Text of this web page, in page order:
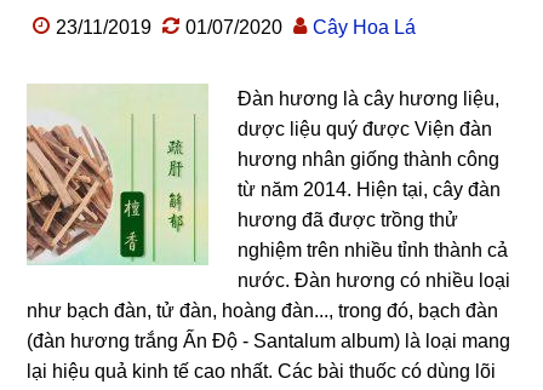
23/11/2019 01/07/2020 Cây Hoa Lá
Đàn hương là cây hương liệu,
dược liệu quý được Viện đàn
hương nhân giống thành công
từ năm 2014. Hiện tại, cây đàn
hương đã được trồng thử
nghiệm trên nhiều tỉnh thành cả
nước. Đàn hương có nhiều loại
như bạch đàn, tử đàn, hoàng đàn..., trong đó, bạch đàn
(đàn hương trắng Ấn Độ - Santalum album) là loại mang
lại hiệu quả kinh tế cao nhất. Các bài thuốc có dùng lõi